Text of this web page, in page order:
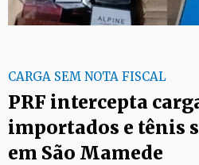
CARGA SEM NOTA FISCAL
PRF intercepta
importados e tênis
em São Mamede